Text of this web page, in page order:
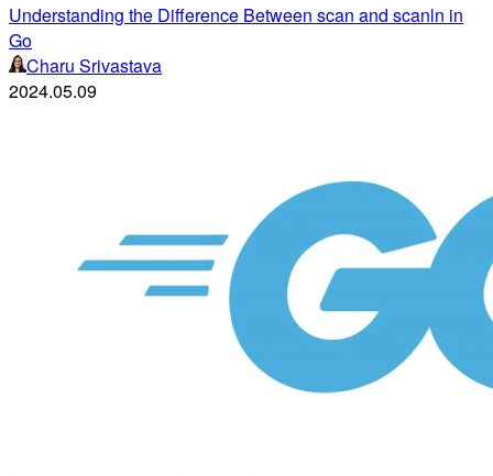
Understanding the Difference Between scan and scanln in
Go
Charu Srivastava
2024.05.09